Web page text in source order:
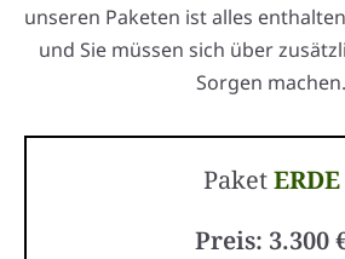
unseren Paketen ist alles
und Sie müssen sich über
Sorgen machen.
PaketERDE
Preis: 3.300